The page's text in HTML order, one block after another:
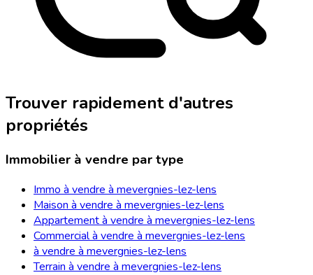
Trouver rapidement d'autres
propriétés
Immobilier à vendre par type
Immo à vendre à mevergnies-lez-lens
Maison à vendre à mevergnies-lez-lens
Appartement à vendre à mevergnies-lez-lens
Commercial à vendre à mevergnies-lez-lens
à vendre à mevergnies-lez-lens
Terrain à vendre à mevergnies-lez-lens